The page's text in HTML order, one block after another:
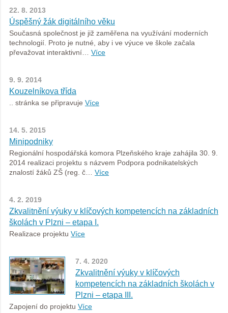
22. 8. 2013
Úspěšný žák digitálního věku
Současná společnost je již zaměřena na využívání moderních
technologií. Proto je nutné, aby i ve výuce ve škole začala
převažovat interaktivní… Více
9. 9. 2014
Kouzelníkova třída
.. stránka se připravuje Více
14. 5. 2015
Minipodniky
Regionální hospodářská komora Plzeňského kraje zahájila 30. 9.
2014 realizaci projektu s názvem Podpora podnikatelských
znalostí žáků ZŠ (reg. č… Více
4. 2. 2019
Zkvalitnění výuky v klíčových kompetencích na základních
školách v Plzni – etapa I.
Realizace projektu Více
7. 4. 2020
Zkvalitnění výuky v klíčových
kompetencích na základních školách v
Plzni – etapa III.
Zapojení do projektu Více